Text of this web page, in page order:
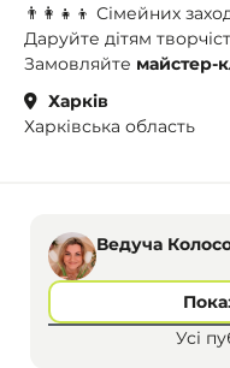
👨‍👩‍👧‍👦 Сімейних
Даруйте дітям
Замовляйте майстер-
Харків
Харківська область
Ведуча
Усі